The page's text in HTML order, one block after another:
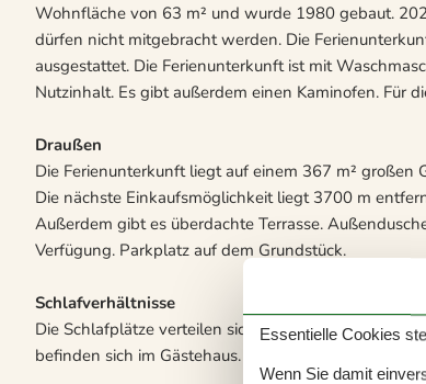
Wohnfläche von 63 m² und wurde 1980 gebaut.
dürfen nicht mitgebracht werden. Die
ausgestattet. Die Ferienunterkunft ist mit
Nutzinhalt. Es gibt außerdem einen Kaminofen. Für
Draußen
Die Ferienunterkunft liegt auf einem 367 m²
Die nächste Einkaufsmöglichkeit liegt 3700 m
Außerdem gibt es überdachte Terrasse.
Verfügung. Parkplatz auf dem Grundstück.
Schlafverhältnisse
Die Schlafplätze verteilen sich auf 3 Schlafräume.
befinden sich im Gästehaus. Ferner steht ein
Essentielle Cookies
Wenn Sie damit